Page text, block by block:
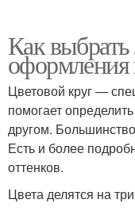
Как
оформления
Цветовой круг —
помогает
другом.
Есть и более
оттенков.
Цвета делятся на